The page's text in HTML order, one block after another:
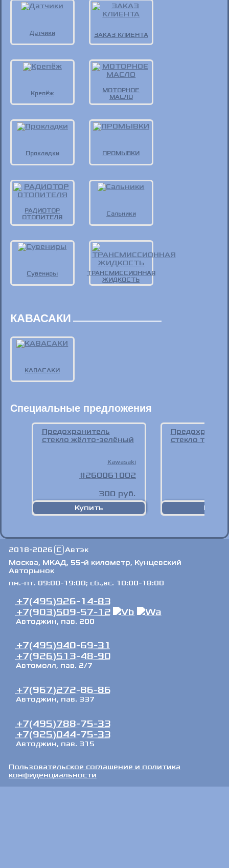
Датчики ЗАКАЗ КЛИЕНТА
Крепёж
МОТОРНОЕ
МАСЛО
Прокладки ПРОМЫВКИ
РАДИОТОР
ОТОПИТЕЛЯ
Сальники
Сувениры
ТРАНСМИССИОННАЯ
ЖИДКОСТЬ
КАВАСАКИ
КАВАСАКИ
Специальные предложения
Предохранитель
стекло жёлто-зелёный
Kawasaki
260061002
300 руб.
стекло
2018-2026 C Автэк
Москва, МКАД, 55-й километр, Кунцевский
Авторынок
пн.-пт. 09:00-19:00; сб.,вс. 10:00-18:00
+7(495)926-14-83
+7(903)509-57-12
Автоджин, пав. 200
+7(495)940-69-31
+7(926)513-48-90
Автомолл, пав. 2/7
+7(967)272-86-86
Автоджин, пав. 337
+7(495)788-75-33
+7(925)044-75-33
Автоджин, пав. 315
Пользовательское соглашение и политика
конфиденциальности